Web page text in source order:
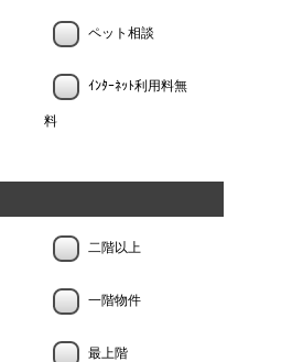
ペット相談
ｲﾝﾀｰﾈｯﾄ利用料無
料
二階以上
一階物件
最上階